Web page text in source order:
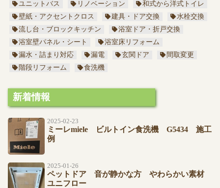
ユニットバス リノベーション
和式から洋式トイレ
壁紙・アクセントクロス
建具・ドア交換
水栓交換
流し台・ブロックキッチン
浴室ドア・折戸交換
浴室壁パネル・シート
浴室床リフォーム
漏水・詰まり対応
漏電 玄関ドア
間取変更
階段リフォーム
食洗機
新着情報
2025-02-23
ミーレmiele ビルトイン食洗機 G5434 施工
例
2025-01-26
ペットドア 音が静かな方 やわらかい素材
ユニフロー